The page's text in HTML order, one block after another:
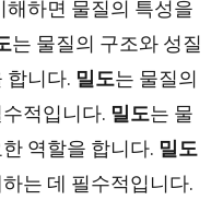
해하면 물질의 특성을
는 물질의 구조와 성질
합니다. 밀도는 물질의
적입니다. 밀도는 물
역할을 합니다. 밀도
는 데 필수적입니다.